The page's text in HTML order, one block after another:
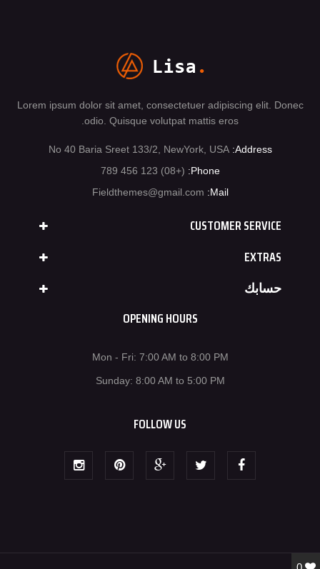
Lorem ipsum dolor sit amet, consectetuer adipiscing elit. Donec
odio. Quisque volutpat mattis eros.
Address:
No 40 Baria Sreet 133/2, NewYork, USA
Phone:
(+08) 123 456 789
Mail:
Fieldthemes@gmail.com
CUSTOMER SERVICE
EXTRAS
حسابك
OPENING HOURS
Mon - Fri: 7:00 AM to 8:00 PM
Sunday: 8:00 AM to 5:00 PM
FOLLOW US